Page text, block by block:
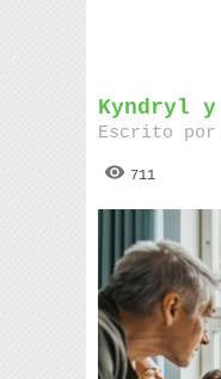
Kyndryl
Escrito
711